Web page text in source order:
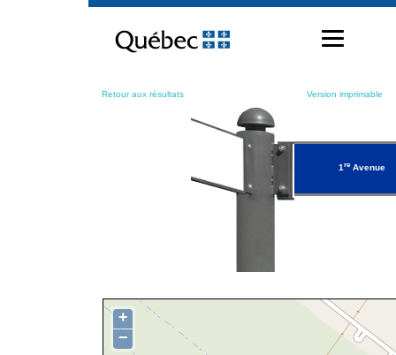
contenu
Retour aux résultats Version imprimable
1 reAvenue
+
−